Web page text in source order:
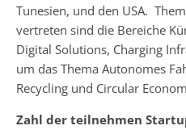
Tunesien, und den USA.
vertreten sind die Bereiche
Digital Solutions, Charging
um das Thema Autonomes
Recycling und Circular
Zahl der teilnehmen